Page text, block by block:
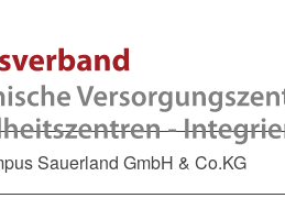
Sauerland GmbH & Co.KG